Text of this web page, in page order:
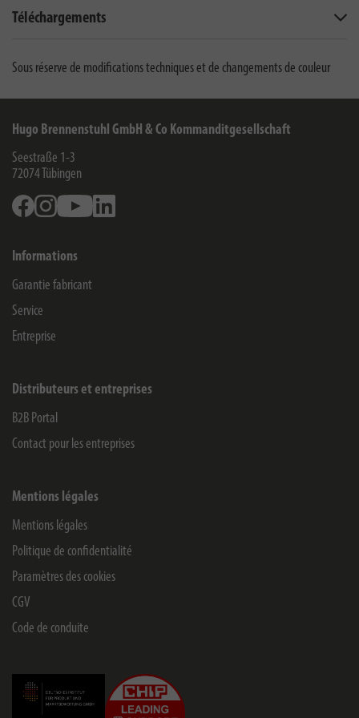
Téléchargements
Sous réserve de modifications techniques et de changements de couleur
Hugo Brennenstuhl GmbH & Co Kommanditgesellschaft
Seestraße 1-3
72074 Tübingen
FacebookInstagramYoutube
Informations
Garantie fabricant
Service
Entreprise
Distributeurs et entreprises
B2B Portal
Contact pour les entreprises
Mentions légales
Mentions légales
Politique de confidentialité
Paramètres des cookies
CGV
Code de conduite